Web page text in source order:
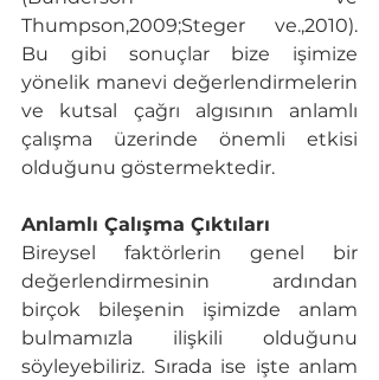
Thumpson,2009;Steger ve.,2010).
Bu gibi sonuçlar bize işimize
yönelik manevi değerlendirmelerin
ve kutsal çağrı algısının anlamlı
çalışma üzerinde önemli etkisi
olduğunu göstermektedir.
Anlamlı Çalışma Çıktıları
Bireysel faktörlerin genel bir
değerlendirmesinin ardından
birçok bileşenin işimizde anlam
bulmamızla ilişkili olduğunu
söyleyebiliriz. Sırada ise işte anlam